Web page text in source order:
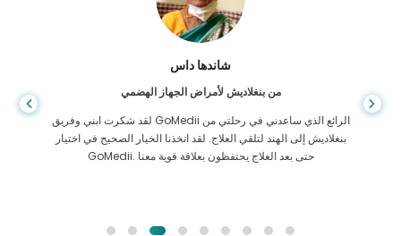
شاندها داس
من بنغلاديش لأمراض الجهاز الهضمي
لقد شكرت ابني وفريق GoMedii الرائع الذي ساعدني في رحلتي من
بنغلاديش إلى الهند لتلقي العلاج. لقد اتخذنا الخيار الصحيح في اختيار
GoMedii. حتى بعد العلاج يحتفظون بعلاقة قوية معنا